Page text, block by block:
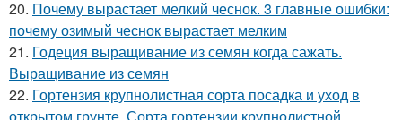
20. Почему вырастает мелкий чеснок. 3 главные ошибки:
почему озимый чеснок вырастает мелким
21. Годеция выращивание из семян когда сажать.
Выращивание из семян
22. Гортензия крупнолистная сорта посадка и уход в